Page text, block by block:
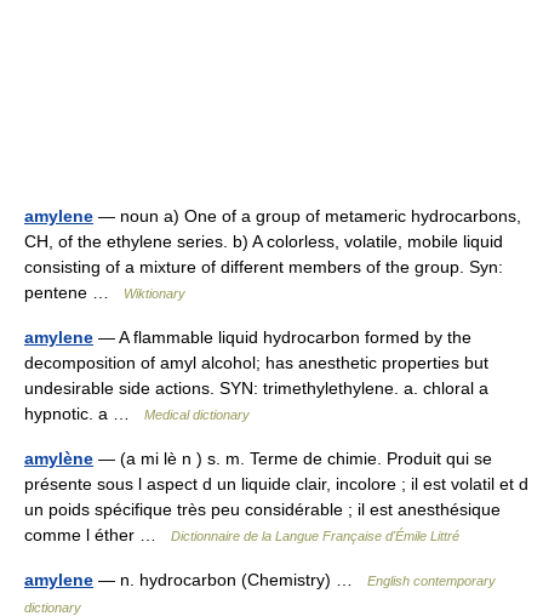
amylene — noun a) One of a group of metameric hydrocarbons,
CH, of the ethylene series. b) A colorless, volatile, mobile liquid
consisting of a mixture of different members of the group. Syn:
pentene …
Wiktionary
amylene — A flammable liquid hydrocarbon formed by the
decomposition of amyl alcohol; has anesthetic properties but
undesirable side actions. SYN: trimethylethylene. a. chloral a
hypnotic. a …
Medical dictionary
amylène — (a mi lè n ) s. m. Terme de chimie. Produit qui se
présente sous l aspect d un liquide clair, incolore ; il est volatil et d
un poids spécifique très peu considérable ; il est anesthésique
comme l éther …
Dictionnaire de la Langue Française d'Émile Littré
amylene — n. hydrocarbon (Chemistry) …
English contemporary
dictionary